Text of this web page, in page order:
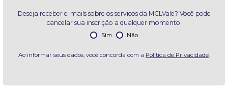
Deseja receber e-mails sobre os serviços da MCLVale? Você pode
cancelar sua inscrição a qualquer momento.
Sim Não
Ao informar seus dados, você concorda com a Política de Privacidade.